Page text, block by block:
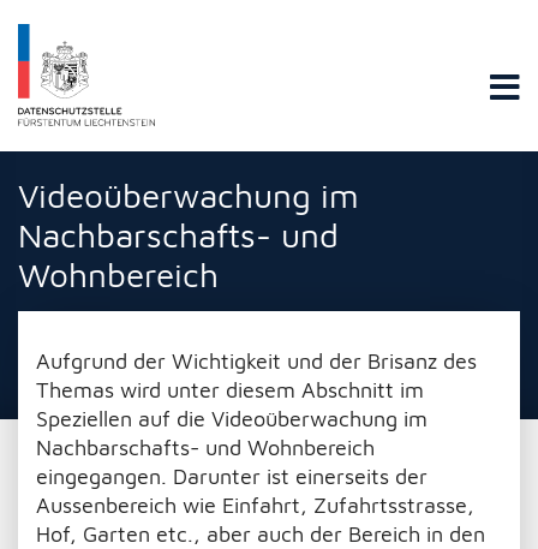
Datenschutzstelle Fürstentums Liechtenstein
Videoüberwachung im
Nachbarschafts- und
Wohnbereich
Aufgrund der Wichtigkeit und der Brisanz des
Themas wird unter diesem Abschnitt im
Speziellen auf die Videoüberwachung im
Nachbarschafts- und Wohnbereich
eingegangen. Darunter ist einerseits der
Aussenbereich wie Einfahrt, Zufahrtsstrasse,
Hof, Garten etc., aber auch der Bereich in den